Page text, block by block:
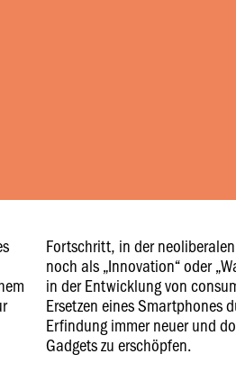
Fortschritt, in der
noch als „Innovation“ oder
in der Entwicklung von
Ersetzen eines Smartphones
Erfindung immer neuer und
Gadgets zu erschöpfen.